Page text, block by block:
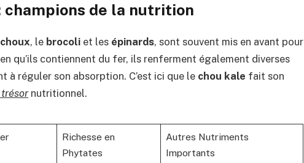
champions de la nutrition
choux, le brocoli et les épinards, sont souvent mis en avant pour
qu’ils contiennent du fer, ils renferment également diverses
à réguler son absorption. C’est ici que le chou kale fait son
nutritionnel.
Richesse en
Phytates
Autres Nutriments
Importants